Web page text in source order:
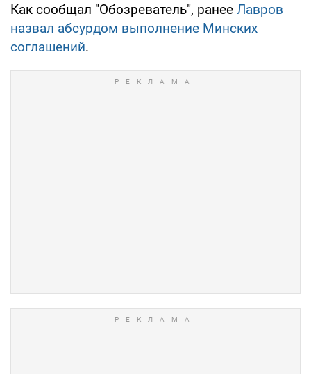
Как сообщал "Обозреватель", ранее Лавров
назвал абсурдом выполнение Минских
соглашений.